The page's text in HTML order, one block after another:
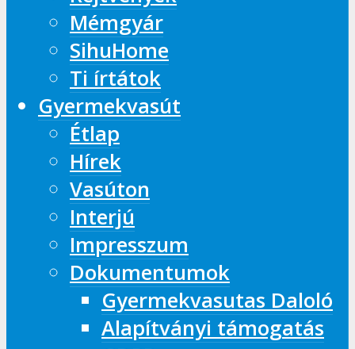
Mémgyár
SihuHome
Ti írtátok
Gyermekvasút
Étlap
Hírek
Vasúton
Interjú
Impresszum
Dokumentumok
Gyermekvasutas Daloló
Alapítványi támogatás